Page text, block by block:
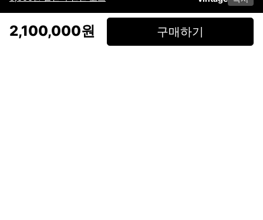
2,100,000원 구매하기
이용약관고객센터판매개인정보 처리방침사업자 정보다운로드
페이스북